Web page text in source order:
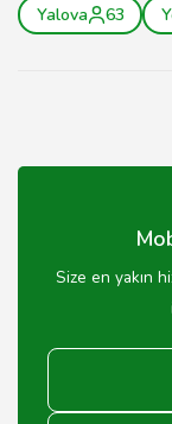
Yalova
63
Size en yakın